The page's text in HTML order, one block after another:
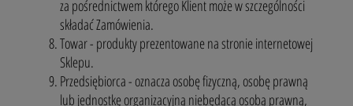
za pośrednictwem którego Klient może w szczególności
składać Zamówienia.
Towar - produkty prezentowane na stronie internetowej
Sklepu.
Przedsiębiorca - oznacza osobę fizyczną, osobę prawną
lub jednostkę organizacyjną niebędącą osobą prawną,